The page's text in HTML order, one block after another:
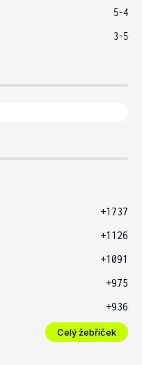
5-4
3-5
+1737
+1126
+1091
+975
+936
Celý žebříček